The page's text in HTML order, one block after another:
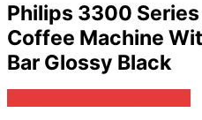
Philips 3300
Coffee Machine
Bar Glossy Black